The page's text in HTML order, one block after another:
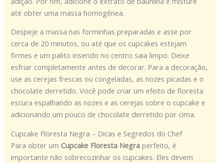
até obter uma massa homogênea.
Despeje a massa nas forminhas preparadas e asse por
cerca de 20 minutos, ou até que os cupcakes estejam
firmes e um palito inserido no centro saia limpo. Deixe
esfriar completamente antes de decorar. Para a decoração,
use as cerejas frescas ou congeladas, as nozes picadas e o
chocolate derretido. Você pode criar um efeito de floresta
escura espalhando as nozes e as cerejas sobre o cupcake e
adicionando um pouco de chocolate derretido por cima.
Cupcake Floresta Negra – Dicas e Segredos do Chef
Para obter um Cupcake Floresta Negra perfeito, é
importante não sobrecozinhar os cupcakes. Eles devem